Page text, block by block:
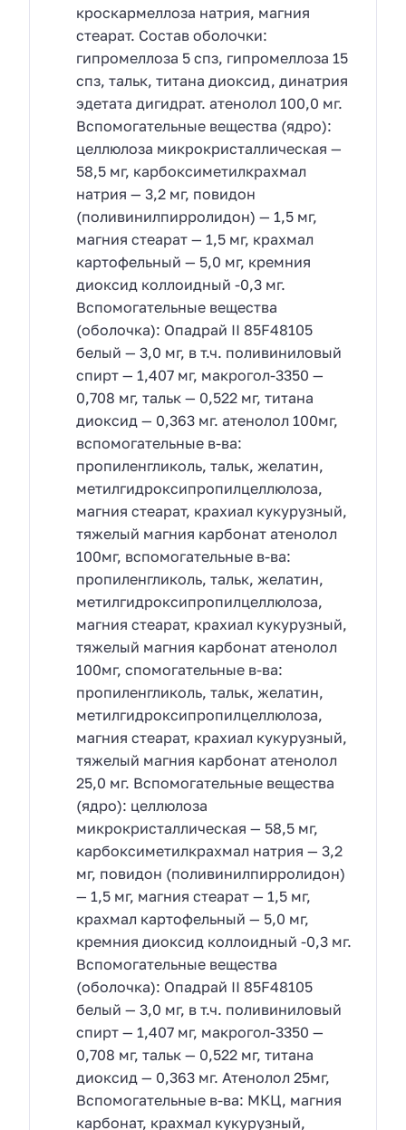
кроскармеллоза натрия, магния
стеарат. Состав оболочки:
гипромеллоза 5 спз, гипромеллоза 15
спз, тальк, титана диоксид, динатрия
эдетата дигидрат. атенолол 100,0 мг.
Вспомогательные вещества (ядро):
целлюлоза микрокристаллическая —
58,5 мг, карбоксиметилкрахмал
натрия — 3,2 мг, повидон
(поливинилпирролидон) — 1,5 мг,
магния стеарат — 1,5 мг, крахмал
картофельный — 5,0 мг, кремния
диоксид коллоидный -0,3 мг.
Вспомогательные вещества
(оболочка): Опадрай II 85F48105
белый — 3,0 мг, в т.ч. поливиниловый
спирт — 1,407 мг, макрогол-3350 —
0,708 мг, тальк — 0,522 мг, титана
диоксид — 0,363 мг. атенолол 100мг,
вспомогательные в-ва:
пропиленгликоль, тальк, желатин,
метилгидроксипропилцеллюлоза,
магния стеарат, крахиал кукурузный,
тяжелый магния карбонат атенолол
100мг, вспомогательные в-ва:
пропиленгликоль, тальк, желатин,
метилгидроксипропилцеллюлоза,
магния стеарат, крахиал кукурузный,
тяжелый магния карбонат атенолол
100мг, спомогательные в-ва:
пропиленгликоль, тальк, желатин,
метилгидроксипропилцеллюлоза,
магния стеарат, крахиал кукурузный,
тяжелый магния карбонат атенолол
25,0 мг. Вспомогательные вещества
(ядро): целлюлоза
микрокристаллическая — 58,5 мг,
карбоксиметилкрахмал натрия — 3,2
мг, повидон (поливинилпирролидон)
— 1,5 мг, магния стеарат — 1,5 мг,
крахмал картофельный — 5,0 мг,
кремния диоксид коллоидный -0,3 мг.
Вспомогательные вещества
(оболочка): Опадрай II 85F48105
белый — 3,0 мг, в т.ч. поливиниловый
спирт — 1,407 мг, макрогол-3350 —
0,708 мг, тальк — 0,522 мг, титана
диоксид — 0,363 мг. Атенолол 25мг,
Вспомогательные в-ва: МКЦ, магния
карбонат, крахмал кукурузный,